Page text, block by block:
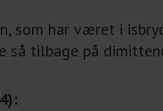
som har været i
så tilbage på